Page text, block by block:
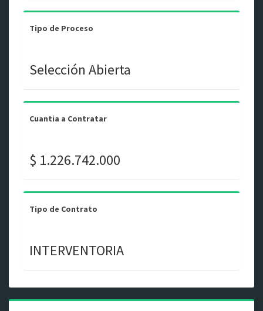
Tipo de Proceso
Selección Abierta
Cuantia a Contratar
$ 1.226.742.000
Tipo de Contrato
INTERVENTORIA